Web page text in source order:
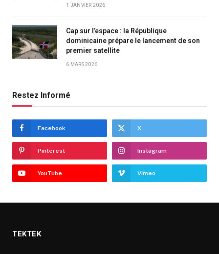
1 JANVIER 2026
Cap sur l’espace : la République
dominicaine prépare le lancement de son
premier satellite
6 MARS 2026
Restez Informé
Facebook X
Pinterest Instagram
YouTube Vimeo
TEKTEK